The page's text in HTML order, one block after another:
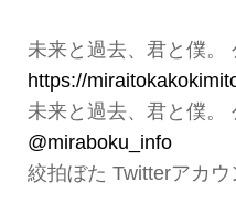
未来と過去、君と僕。
https://
未来と過去、君と僕。
@miraboku_info
絞拍ぼた Twitterアカウ